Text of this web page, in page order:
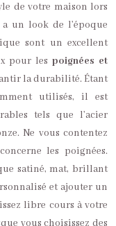
de votre maison lors
un look de l’époque
sont un excellent
pour les poignées et
la durabilité. Étant
utilisés, il est
tels que l’acier
Ne vous contentez
les poignées.
satiné, mat, brillant
et ajouter un
libre cours à votre
vous choisissez des